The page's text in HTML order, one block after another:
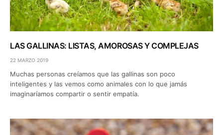
LAS GALLINAS: LISTAS, AMOROSAS Y COMPLEJAS
22 MARZO 2019
Muchas personas creíamos que las gallinas son poco
inteligentes y las vemos como animales con lo que jamás
imaginaríamos compartir o sentir empatía.